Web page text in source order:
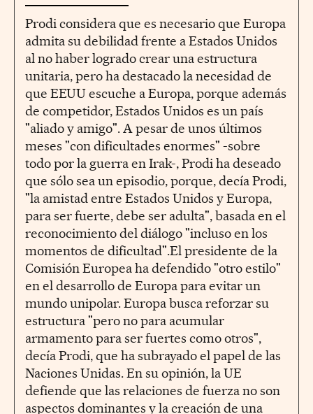
Prodi considera que es necesario que Europa
admita su debilidad frente a Estados Unidos
al no haber logrado crear una estructura
unitaria, pero ha destacado la necesidad de
que EEUU escuche a Europa, porque además
de competidor, Estados Unidos es un país
"aliado y amigo". A pesar de unos últimos
meses "con dificultades enormes" -sobre
todo por la guerra en Irak-, Prodi ha deseado
que sólo sea un episodio, porque, decía Prodi,
"la amistad entre Estados Unidos y Europa,
para ser fuerte, debe ser adulta", basada en el
reconocimiento del diálogo "incluso en los
momentos de dificultad".El presidente de la
Comisión Europea ha defendido "otro estilo"
en el desarrollo de Europa para evitar un
mundo unipolar. Europa busca reforzar su
estructura "pero no para acumular
armamento para ser fuertes como otros",
decía Prodi, que ha subrayado el papel de las
Naciones Unidas. En su opinión, la UE
defiende que las relaciones de fuerza no son
aspectos dominantes y la creación de una